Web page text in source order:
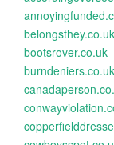
belongsthey.co.uk
bootsrover.co.uk
burndeniers.co.uk